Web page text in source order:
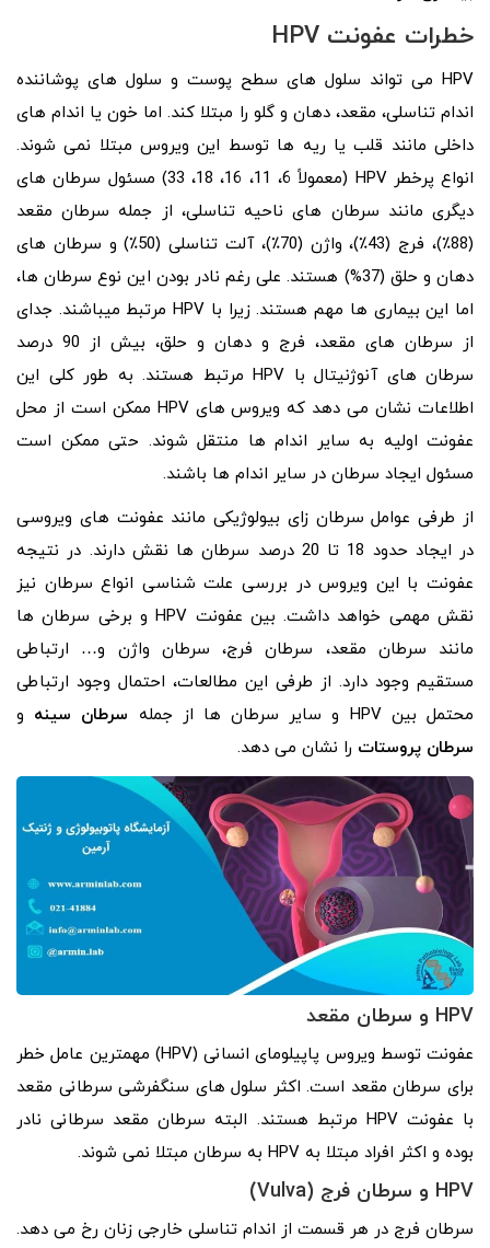
خطرات عفونت HPV
HPV می ‌تواند سلول ‌های سطح پوست و سلول ‌های پوشاننده
اندام تناسلی، مقعد، دهان و گلو را مبتلا کند. اما خون یا اندام‌ های
داخلی مانند قلب یا ریه ‌ها توسط این ویروس مبتلا نمی شوند.
انواع پرخطر HPV (معمولاً 6، 11، 16، 18، 33) مسئول سرطان های
دیگری مانند سرطان های ناحیه تناسلی، از جمله سرطان مقعد
(88٪)، فرج (43٪)، واژن (70٪)، آلت تناسلی (50٪) و سرطان های
دهان و حلق (37%) هستند. علی رغم نادر بودن این نوع سرطان ها،
اما این بیماری ها مهم هستند. زیرا با HPV مرتبط میباشند. جدای
از سرطان های مقعد، فرج و دهان و حلق، بیش از 90 درصد
سرطان های آنوژنیتال با HPV مرتبط هستند. به طور کلی این
اطلاعات نشان می دهد که ویروس های HPV ممکن است از محل
عفونت اولیه به سایر اندام ها منتقل شوند. حتی ممکن است
مسئول ایجاد سرطان در سایر اندام ها باشند.
از طرفی عوامل سرطان‌ زای بیولوژیکی مانند عفونت‌ های ویروسی
در ایجاد حدود 18 تا 20 درصد سرطان‌ ها نقش دارند. در نتیجه
عفونت با این ویروس در بررسی علت شناسی انواع سرطان نیز
نقش مهمی خواهد داشت. بین عفونت HPV و برخی سرطان ها
مانند سرطان مقعد، سرطان فرج، سرطان واژن و… ارتباطی
مستقیم وجود دارد. از طرفی این مطالعات، احتمال وجود ارتباطی
محتمل بین HPV و سایر سرطان ها از جمله
سرطان سینه و
سرطان پروستات را نشان می دهد.
HPV و سرطان مقعد
عفونت توسط ویروس پاپیلومای انسانی (HPV) مهمترین عامل خطر
برای سرطان مقعد است. اکثر سلول های سنگفرشی سرطانی مقعد
با عفونت HPV مرتبط هستند. البته سرطان مقعد سرطانی نادر
بوده و اکثر افراد مبتلا به HPV به سرطان مبتلا نمی شوند.
HPV و سرطان فرج (Vulva
)
سرطان فرج در هر قسمت از اندام تناسلی خارجی زنان رخ می دهد.